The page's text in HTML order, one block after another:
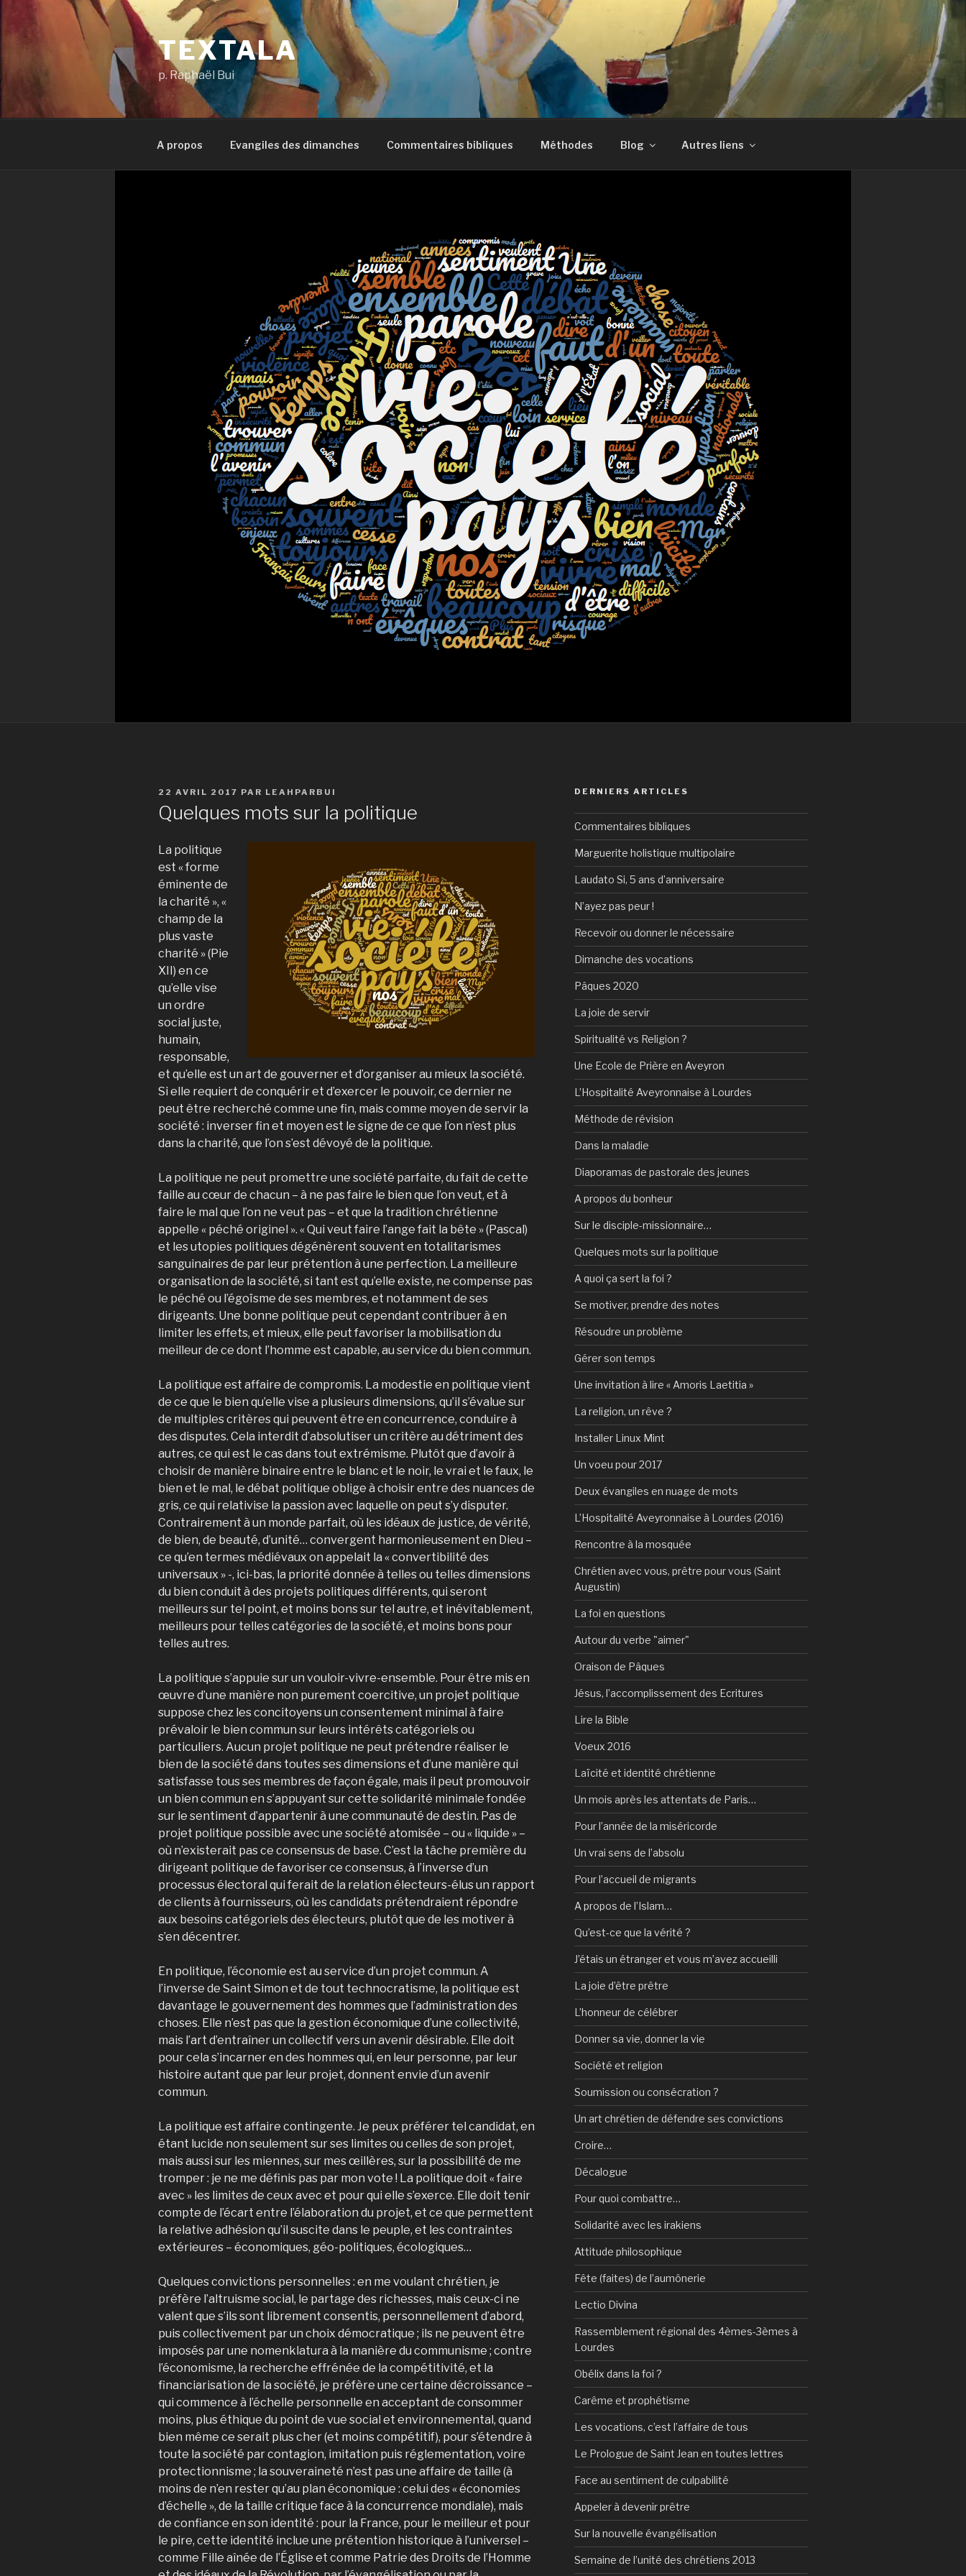
contenu
TEXTALA
p. Raphaël Bui
A propos Evangiles des dimanches Commentaires bibliques Méthodes Blog Autres liens
PUBLIÉ
22 AVRIL 2017 PAR LEAHPARBUI
Quelques mots sur la politique
La politique
est « forme
éminente de
la charité », «
champ de la
plus vaste
charité » (Pie
XII) en ce
qu’elle vise
un ordre
social juste,
humain,
responsable,
et qu’elle est un art de gouverner et d’organiser au mieux la société.
Si elle requiert de conquérir et d’exercer le pouvoir, ce dernier ne
peut être recherché comme une fin, mais comme moyen de servir la
société : inverser fin et moyen est le signe de ce que l’on n’est plus
dans la charité, que l’on s’est dévoyé de la politique.
La politique ne peut promettre une société parfaite, du fait de cette
faille au cœur de chacun – à ne pas faire le bien que l’on veut, et à
faire le mal que l’on ne veut pas – et que la tradition chrétienne
appelle « péché originel ». « Qui veut faire l’ange fait la bête » (Pascal)
et les utopies politiques dégénèrent souvent en totalitarismes
sanguinaires de par leur prétention à une perfection. La meilleure
organisation de la société, si tant est qu’elle existe, ne compense pas
le péché ou l’égoïsme de ses membres, et notamment de ses
dirigeants. Une bonne politique peut cependant contribuer à en
limiter les effets, et mieux, elle peut favoriser la mobilisation du
meilleur de ce dont l’homme est capable, au service du bien commun.
La politique est affaire de compromis. La modestie en politique vient
de ce que le bien qu’elle vise a plusieurs dimensions, qu’il s’évalue sur
de multiples critères qui peuvent être en concurrence, conduire à
des disputes. Cela interdit d’absolutiser un critère au détriment des
autres, ce qui est le cas dans tout extrémisme. Plutôt que d’avoir à
choisir de manière binaire entre le blanc et le noir, le vrai et le faux, le
bien et le mal, le débat politique oblige à choisir entre des nuances de
gris, ce qui relativise la passion avec laquelle on peut s’y disputer.
Contrairement à un monde parfait, où les idéaux de justice, de vérité,
de bien, de beauté, d’unité… convergent harmonieusement en Dieu –
ce qu’en termes médiévaux on appelait la « convertibilité des
universaux » -, ici-bas, la priorité donnée à telles ou telles dimensions
du bien conduit à des projets politiques différents, qui seront
meilleurs sur tel point, et moins bons sur tel autre, et inévitablement,
meilleurs pour telles catégories de la société, et moins bons pour
telles autres.
La politique s’appuie sur un vouloir-vivre-ensemble. Pour être mis en
œuvre d’une manière non purement coercitive, un projet politique
suppose chez les concitoyens un consentement minimal à faire
prévaloir le bien commun sur leurs intérêts catégoriels ou
particuliers. Aucun projet politique ne peut prétendre réaliser le
bien de la société dans toutes ses dimensions et d’une manière qui
satisfasse tous ses membres de façon égale, mais il peut promouvoir
un bien commun en s’appuyant sur cette solidarité minimale fondée
sur le sentiment d’appartenir à une communauté de destin. Pas de
projet politique possible avec une société atomisée – ou « liquide » –
où n’existerait pas ce consensus de base. C’est la tâche première du
dirigeant politique de favoriser ce consensus, à l’inverse d’un
processus électoral qui ferait de la relation électeurs-élus un rapport
de clients à fournisseurs, où les candidats prétendraient répondre
aux besoins catégoriels des électeurs, plutôt que de les motiver à
s’en décentrer.
En politique, l’économie est au service d’un projet commun. A
l’inverse de Saint Simon et de tout technocratisme, la politique est
davantage le gouvernement des hommes que l’administration des
choses. Elle n’est pas que la gestion économique d’une collectivité,
mais l’art d’entraîner un collectif vers un avenir désirable. Elle doit
pour cela s’incarner en des hommes qui, en leur personne, par leur
histoire autant que par leur projet, donnent envie d’un avenir
commun.
La politique est affaire contingente. Je peux préférer tel candidat, en
étant lucide non seulement sur ses limites ou celles de son projet,
mais aussi sur les miennes, sur mes œillères, sur la possibilité de me
tromper : je ne me définis pas par mon vote ! La politique doit « faire
avec » les limites de ceux avec et pour qui elle s’exerce. Elle doit tenir
compte de l’écart entre l’élaboration du projet, et ce que permettent
la relative adhésion qu’il suscite dans le peuple, et les contraintes
extérieures – économiques, géo-politiques, écologiques…
Quelques convictions personnelles : en me voulant chrétien, je
préfère l’altruisme social, le partage des richesses, mais ceux-ci ne
valent que s’ils sont librement consentis, personnellement d’abord,
puis collectivement par un choix démocratique ; ils ne peuvent être
imposés par une nomenklatura à la manière du communisme ; contre
l’économisme, la recherche effrénée de la compétitivité, et la
financiarisation de la société, je préfère une certaine décroissance –
qui commence à l’échelle personnelle en acceptant de consommer
moins, plus éthique du point de vue social et environnemental, quand
bien même ce serait plus cher (et moins compétitif), pour s’étendre à
toute la société par contagion, imitation puis réglementation, voire
protectionnisme ; la souveraineté n’est pas une affaire de taille (à
moins de n’en rester qu’au plan économique : celui des « économies
d’échelle », de la taille critique face à la concurrence mondiale), mais
de confiance en son identité : pour la France, pour le meilleur et pour
le pire, cette identité inclue une prétention historique à l’universel –
comme Fille aînée de l’Église et comme Patrie des Droits de l’Homme
DERNIERS ARTICLES
Commentaires bibliques
Marguerite holistique multipolaire
Laudato Si, 5 ans d’anniversaire
N’ayez pas peur !
Recevoir ou donner le nécessaire
Dimanche des vocations
Pâques 2020
La joie de servir
Spiritualité vs Religion ?
Une Ecole de Prière en Aveyron
L’Hospitalité Aveyronnaise à Lourdes
Méthode de révision
Dans la maladie
Diaporamas de pastorale des jeunes
A propos du bonheur
Sur le disciple-missionnaire…
Quelques mots sur la politique
A quoi ça sert la foi ?
Se motiver, prendre des notes
Résoudre un problème
Gérer son temps
Une invitation à lire « Amoris Laetitia »
La religion, un rêve ?
Installer Linux Mint
Un voeu pour 2017
Deux évangiles en nuage de mots
L’Hospitalité Aveyronnaise à Lourdes (2016)
Rencontre à la mosquée
Chrétien avec vous, prêtre pour vous (Saint
Augustin)
La foi en questions
Autour du verbe "aimer"
Oraison de Pâques
Jésus, l’accomplissement des Ecritures
Lire la Bible
Voeux 2016
Laïcité et identité chrétienne
Un mois après les attentats de Paris…
Pour l’année de la miséricorde
Un vrai sens de l’absolu
Pour l’accueil de migrants
A propos de l’Islam…
Qu’est-ce que la vérité ?
J’étais un étranger et vous m’avez accueilli
La joie d’être prêtre
L’honneur de célébrer
Donner sa vie, donner la vie
Société et religion
Soumission ou consécration ?
Un art chrétien de défendre ses convictions
Croire…
Décalogue
Pour quoi combattre…
Solidarité avec les irakiens
Attitude philosophique
Fête (faites) de l’aumônerie
Lectio Divina
Rassemblement régional des 4èmes-3èmes à
Lourdes
Obélix dans la foi ?
Carême et prophétisme
Les vocations, c’est l’affaire de tous
Le Prologue de Saint Jean en toutes lettres
Face au sentiment de culpabilité
Appeler à devenir prêtre
Sur la nouvelle évangélisation
Semaine de l’unité des chrétiens 2013